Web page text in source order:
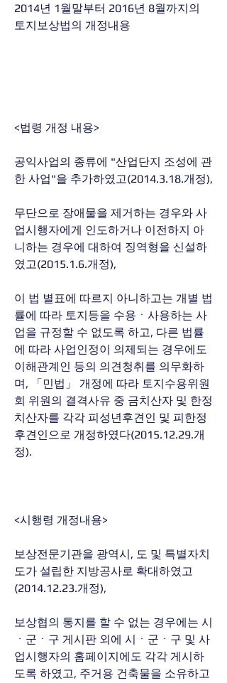
2014년 1월말부터 2016년 8월까지의
토지보상법의 개정내용
<법령 개정 내용>
공익사업의 종류에 "산업단지 조성에 관
한 사업"을 추가하였고(2014.3.18.개정),
무단으로 장애물을 제거하는 경우와 사
업시행자에게 인도하거나 이전하지 아
니하는 경우에 대하여 징역형을 신설하
였고(2015.1.6.개정),
이 법 별표에 따르지 아니하고는 개별 법
률에 따라 토지등을 수용ㆍ사용하는 사
업을 규정할 수 없도록 하고, 다른 법률
에 따라 사업인정이 의제되는 경우에도
이해관계인 등의 의견청취를 의무화하
며, 「민법」 개정에 따라 토지수용위원
회 위원의 결격사유 중 금치산자 및 한정
치산자를 각각 피성년후견인 및 피한정
후견인으로 개정하였다(2015.12.29.개
정).
<시행령 개정내용>
보상전문기관을 광역시, 도 및 특별자치
도가 설립한 지방공사로 확대하였고
(2014.12.23.개정),
보상협의 통지를 할 수 없는 경우에는 시
ㆍ군ㆍ구 게시판 외에 시ㆍ군ㆍ구 및 사
업시행자의 홈페이지에도 각각 게시하
도록 하였고, 주거용 건축물을 소유하고